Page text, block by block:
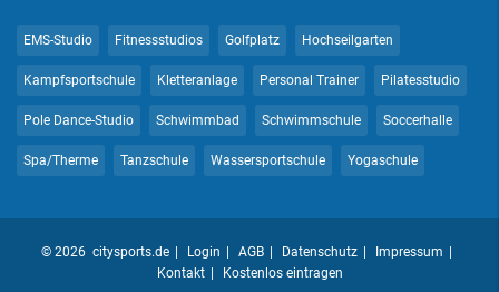
EMS-Studio Fitnessstudios Golfplatz Hochseilgarten
Kampfsportschule Kletteranlage Personal Trainer Pilatesstudio
Pole Dance-Studio Schwimmbad Schwimmschule Soccerhalle
Spa/Therme Tanzschule Wassersportschule Yogaschule
© 2026 citysports.de Login AGB Datenschutz
Impressum
Kontakt
Kostenlos eintragen